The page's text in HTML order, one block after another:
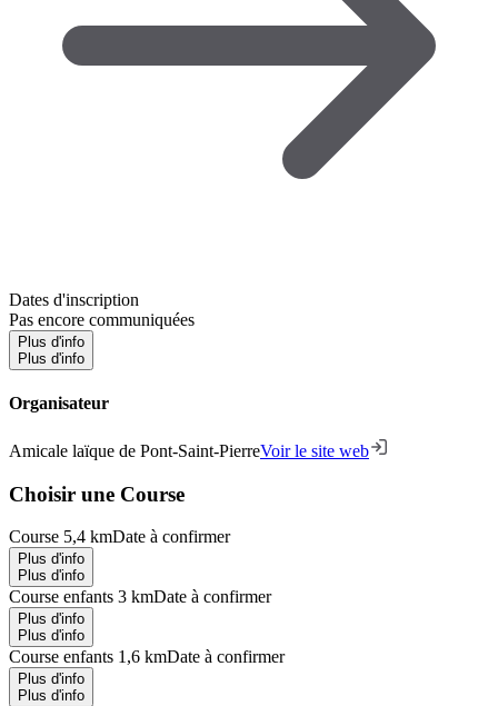
Dates d'inscription
Pas encore communiquées
Plus d'info
Plus d'info
Organisateur
Amicale laïque de Pont-Saint-PierreVoir le site web
Choisir une Course
Course 5,4 kmDate à confirmer
Plus d'info
Plus d'info
Course enfants 3 kmDate à confirmer
Plus d'info
Plus d'info
Course enfants 1,6 kmDate à confirmer
Plus d'info
Plus d'info